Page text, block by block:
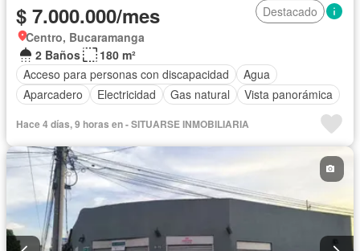
$ 7.000.000/mes
Destacado
Centro, Bucaramanga
2 Baños
180 m²
Acceso para personas con discapacidad
Agua
Aparcadero
Electricidad Gas natural Vista panorámica
Hace 4 días, 9 horas en - SITUARSE INMOBILIARIA